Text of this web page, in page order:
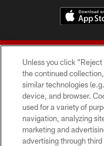
© 2026
Unless you click
the continued
similar technologies
device, and browser.
used for a variety of
navigation, analyzing
marketing and
advertising through